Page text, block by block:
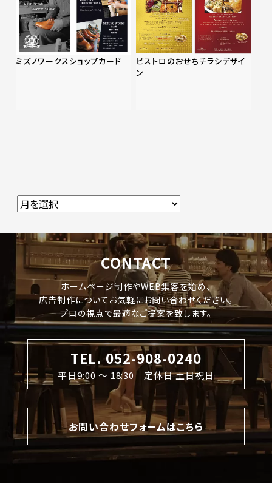
ミズノワークスショップカード
ビストロのおせちチラシデザイ
ン
CONTACT
ホームページ制作やWEB集客を始め、
広告制作についてお気軽にお問い合わせください。
プロの視点で最適なご提案を致します。
TEL. 052-908-0240
平日9:00 〜 18:30 定休日 土日祝日
お問い合わせフォームはこちら